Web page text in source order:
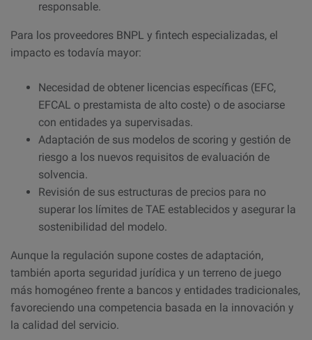
responsable.
Para los proveedores BNPL y fintech especializadas, el
impacto es todavía mayor:
Necesidad de obtener licencias específicas (EFC,
EFCAL o prestamista de alto coste) o de asociarse
con entidades ya supervisadas.
Adaptación de sus modelos de scoring y gestión de
riesgo a los nuevos requisitos de evaluación de
solvencia.​
Revisión de sus estructuras de precios para no
superar los límites de TAE establecidos y asegurar la
sostenibilidad del modelo.
Aunque la regulación supone costes de adaptación,
también aporta seguridad jurídica y un terreno de juego
más homogéneo frente a bancos y entidades tradicionales,
favoreciendo una competencia basada en la innovación y
la calidad del servicio.